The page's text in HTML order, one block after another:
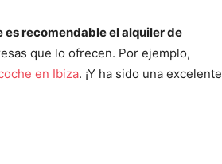
es recomendable el alquiler de
que lo ofrecen. Por ejemplo,
en Ibiza. ¡Y ha sido una excelente